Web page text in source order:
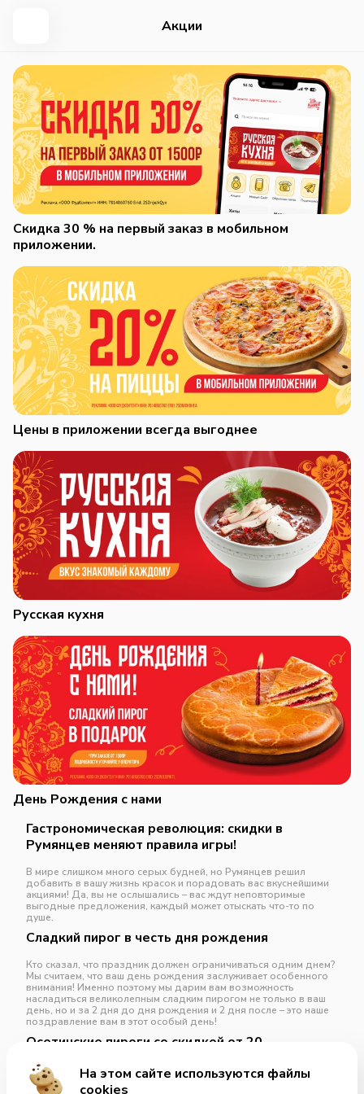
Акции
Скидка 30 % на первый заказ в мобильном
приложении.
Цены в приложении всегда выгоднее
Русская кухня
День Рождения с нами
Гастрономическая революция: скидки в
Румянцев меняют правила игры!
В мире слишком много серых будней, но Румянцев решил
добавить в вашу жизнь красок и порадовать вас вкуснейшими
акциями! Да, вы не ослышались – вас ждут неповторимые
выгодные предложения, каждый может отыскать что-то по
душе.
Сладкий пирог в честь дня рождения
Кто сказал, что праздник должен ограничиваться одним днем?
Мы считаем, что ваш день рождения заслуживает особенного
внимания! Именно поэтому мы дарим вам возможность
насладиться великолепным сладким пирогом не только в ваш
день, но и за 2 дня до дня рождения и 2 дня после – это наше
поздравление вам в этот особый день!
Осетинские пироги со скидкой от 20
РазвернутьНа этом сайте используются файлы
cookies